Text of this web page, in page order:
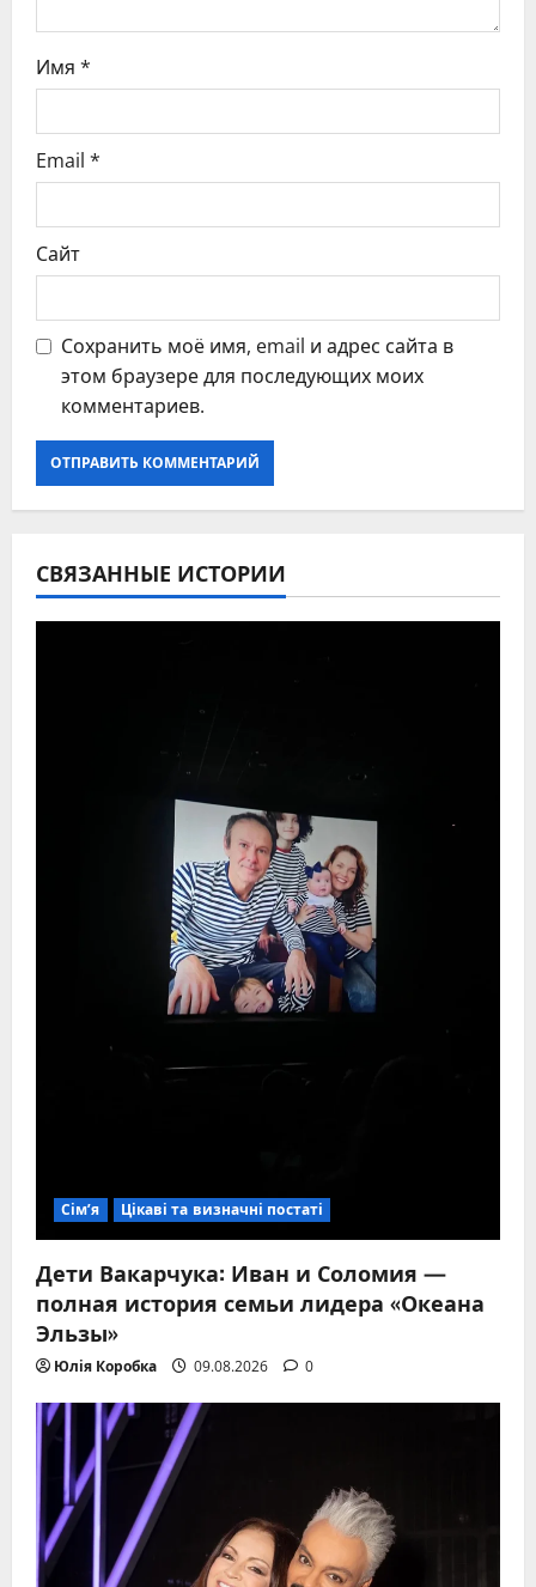
и
с
я
м
Имя *
Email *
Сайт
Сохранить моё имя, email и адрес сайта в
этом браузере для последующих моих
комментариев.
СВЯЗАННЫЕ ИСТОРИИ
Сім’я Цікаві та визначні постаті
Дети Вакарчука: Иван и Соломия —
полная история семьи лидера «Океана
Эльзы»
Юлія Коробка 09.08.2026 0